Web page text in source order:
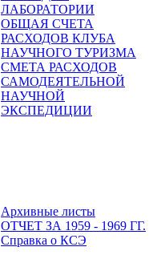
ЛАБОРАТОРИИ
ОБЩАЯ СЧЕТА
РАСХОДОВ КЛУБА
НАУЧНОГО ТУРИЗМА
СМЕТА РАСХОДОВ
САМОДЕЯТЕЛЬНОЙ
НАУЧНОЙ
ЭКСПЕДИЦИИ
Архивные листы
ОТЧЕТ ЗА 1959 - 1969 ГГ.
Справка о КСЭ